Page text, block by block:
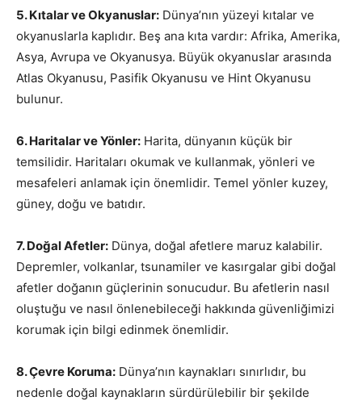
5. Kıtalar ve Okyanuslar: Dünya’nın yüzeyi kıtalar ve
okyanuslarla kaplıdır. Beş ana kıta vardır: Afrika, Amerika,
Asya, Avrupa ve Okyanusya. Büyük okyanuslar arasında
Atlas Okyanusu, Pasifik Okyanusu ve Hint Okyanusu
bulunur.
6. Haritalar ve Yönler: Harita, dünyanın küçük bir
temsilidir. Haritaları okumak ve kullanmak, yönleri ve
mesafeleri anlamak için önemlidir. Temel yönler kuzey,
güney, doğu ve batıdır.
7. Doğal Afetler: Dünya, doğal afetlere maruz kalabilir.
Depremler, volkanlar, tsunamiler ve kasırgalar gibi doğal
afetler doğanın güçlerinin sonucudur. Bu afetlerin nasıl
oluştuğu ve nasıl önlenebileceği hakkında güvenliğimizi
korumak için bilgi edinmek önemlidir.
8. Çevre Koruma: Dünya’nın kaynakları sınırlıdır, bu
nedenle doğal kaynakların sürdürülebilir bir şekilde